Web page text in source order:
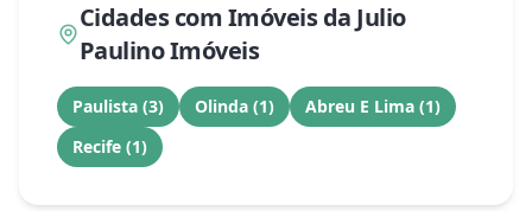
Cidades com Imóveis da Julio
Paulino Imóveis
Paulista (3) Olinda (1) Abreu E Lima (1)
Recife (1)